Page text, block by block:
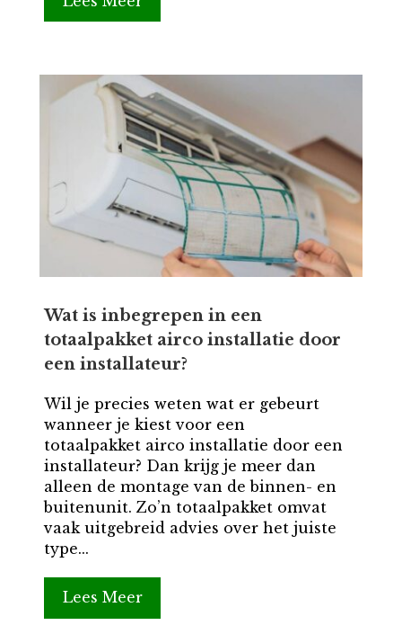
Wat is inbegrepen in een
totaalpakket airco installatie door
een installateur?
Wil je precies weten wat er gebeurt
wanneer je kiest voor een
totaalpakket airco installatie door een
installateur? Dan krijg je meer dan
alleen de montage van de binnen- en
buitenunit. Zo’n totaalpakket omvat
vaak uitgebreid advies over het juiste
type...
Lees Meer